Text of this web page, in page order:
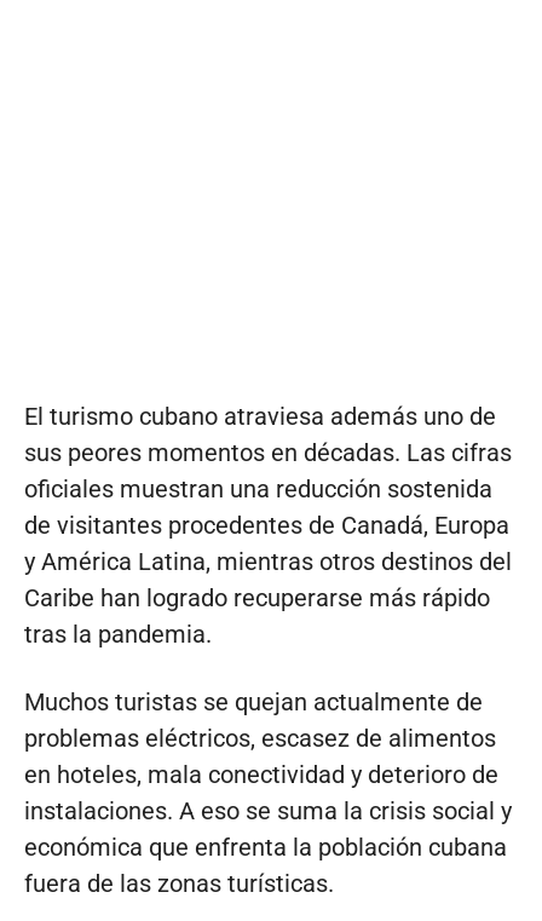
El turismo cubano atraviesa además uno de
sus peores momentos en décadas. Las cifras
oficiales muestran una reducción sostenida
de visitantes procedentes de Canadá, Europa
y América Latina, mientras otros destinos del
Caribe han logrado recuperarse más rápido
tras la pandemia.
Muchos turistas se quejan actualmente de
problemas eléctricos, escasez de alimentos
en hoteles, mala conectividad y deterioro de
instalaciones. A eso se suma la crisis social y
económica que enfrenta la población cubana
fuera de las zonas turísticas.